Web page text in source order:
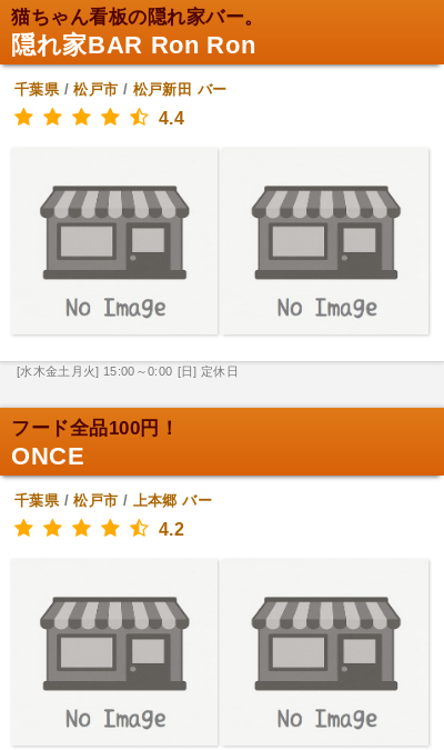
猫ちゃん看板の隠れ家バー。
隠れ家BAR Ron Ron
千葉県/松戸市 / 松戸新田 バー
4.4
[水木金土月火] 15:00～0:00 [日] 定休日
フード全品100円！
ONCE
千葉県/松戸市 / 上本郷 バー
4.2